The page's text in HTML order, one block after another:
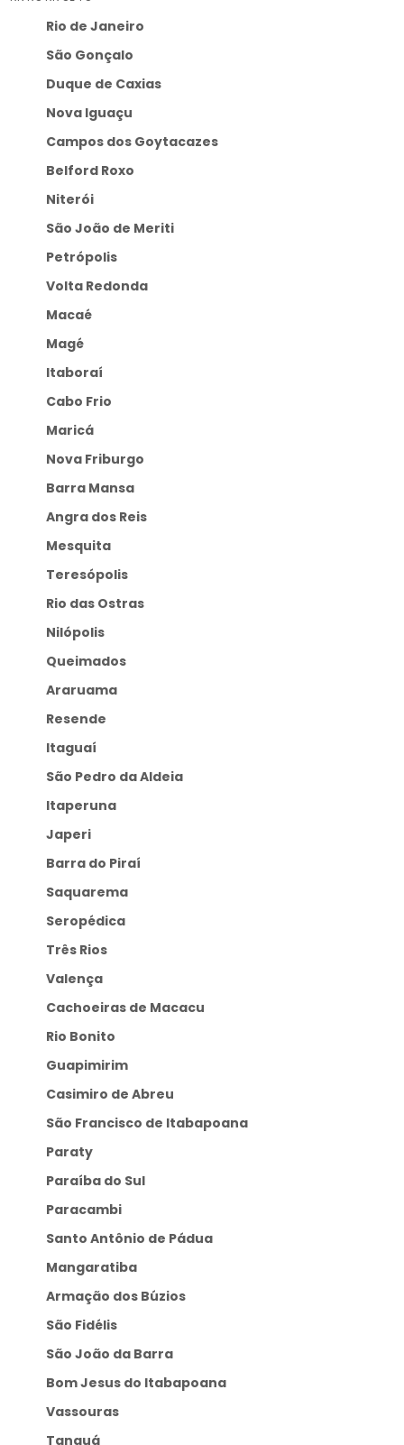
Rio de Janeiro
São Gonçalo
Duque de Caxias
Nova Iguaçu
Campos dos Goytacazes
Belford Roxo
Niterói
São João de Meriti
Petrópolis
Volta Redonda
Macaé
Magé
Itaboraí
Cabo Frio
Maricá
Nova Friburgo
Barra Mansa
Angra dos Reis
Mesquita
Teresópolis
Rio das Ostras
Nilópolis
Queimados
Araruama
Resende
Itaguaí
São Pedro da Aldeia
Itaperuna
Japeri
Barra do Piraí
Saquarema
Seropédica
Três Rios
Valença
Cachoeiras de Macacu
Rio Bonito
Guapimirim
Casimiro de Abreu
São Francisco de Itabapoana
Paraty
Paraíba do Sul
Paracambi
Santo Antônio de Pádua
Mangaratiba
Armação dos Búzios
São Fidélis
São João da Barra
Bom Jesus do Itabapoana
Vassouras
Tanguá